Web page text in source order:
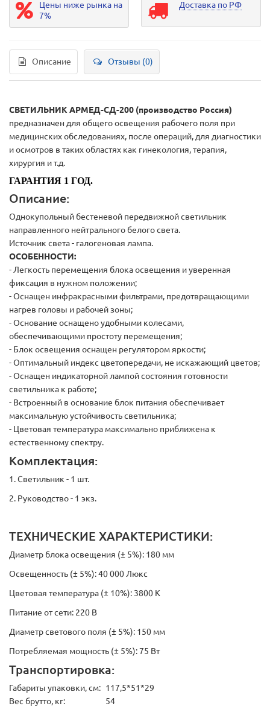
Цены ниже рынка на
7%
Доставка по РФ
Описание Отзывы (0)
СВЕТИЛЬНИК АРМЕД-СД-200 (производство Россия)
предназначен для общего освещения рабочего поля при
медицинских обследованиях, после операций, для диагностики
и осмотров в таких областях как гинекология, терапия,
хирургия и т.д.
ГАРАНТИЯ 1 ГОД.
Описание:
Однокупольный бестеневой передвижной светильник
направленного нейтрального белого света.
Источник света - галогеновая лампа.
ОСОБЕННОСТИ:
- Легкость перемещения блока освещения и уверенная
фиксация в нужном положении;
- Оснащен инфракрасными фильтрами, предотвращающими
нагрев головы и рабочей зоны;
- Основание оснащено удобными колесами,
обеспечивающими простоту перемещения;
- Блок освещения оснащен регулятором яркости;
- Оптимальный индекс цветопередачи, не искажающий цветов;
- Оснащен индикаторной лампой состояния готовности
светильника к работе;
- Встроенный в основание блок питания обеспечивает
максимальную устойчивость светильника;
- Цветовая температура максимально приближена к
естественному спектру.
Комплектация:
1. Светильник - 1 шт.
2. Руководство - 1 экз.
ТЕХНИЧЕСКИЕ ХАРАКТЕРИСТИКИ:
Диаметр блока освещения (± 5%): 180 мм
Освещенность (± 5%): 40 000 Люкс
Цветовая температура (± 10%): 3800 К
Питание от сети: 220 В
Диаметр светового поля (± 5%): 150 мм
Потребляемая мощность (± 5%): 75 Вт
Транспортировка:
Габариты упаковки, см: 117,5*51*29
Вес брутто, кг:
54